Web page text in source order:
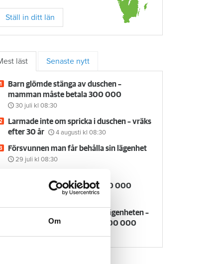
Om
Ställ in ditt län
läst Senaste nytt
Barn glömde stänga av duschen –
mamman måste betala 300 000
30 juli kl 08:30
Larmade inte om spricka i duschen – vräks
efter 30 år
4 augusti kl 08:30
Försvunnen man får behålla sin lägenhet
29 juli kl 08:30
vräkningsbeslut – får betala 50 000
Rökte inomhus och övergav lägenheten –
nu kräver värden honom på 100 000